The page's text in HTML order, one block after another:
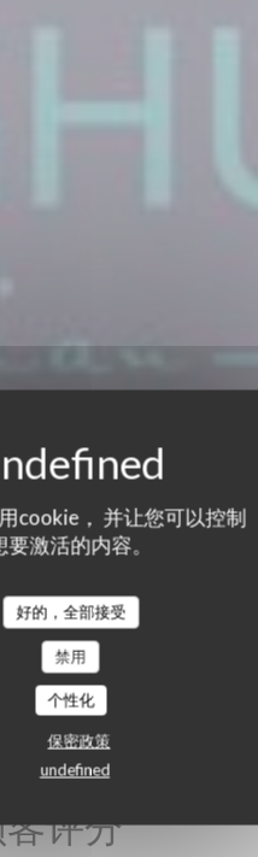
cookie， 并让您可以控制
要激活的内容。
好的，全部接受
禁用
个性化
保密政策
undefined
评分